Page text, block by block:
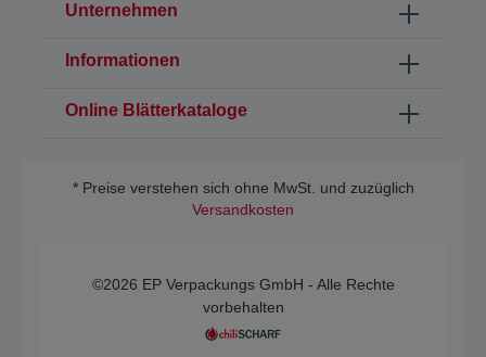
Unternehmen
Informationen
Online Blätterkataloge
* Preise verstehen sich ohne MwSt. und zuzüglich
Versandkosten
©2026 EP Verpackungs GmbH - Alle Rechte
vorbehalten